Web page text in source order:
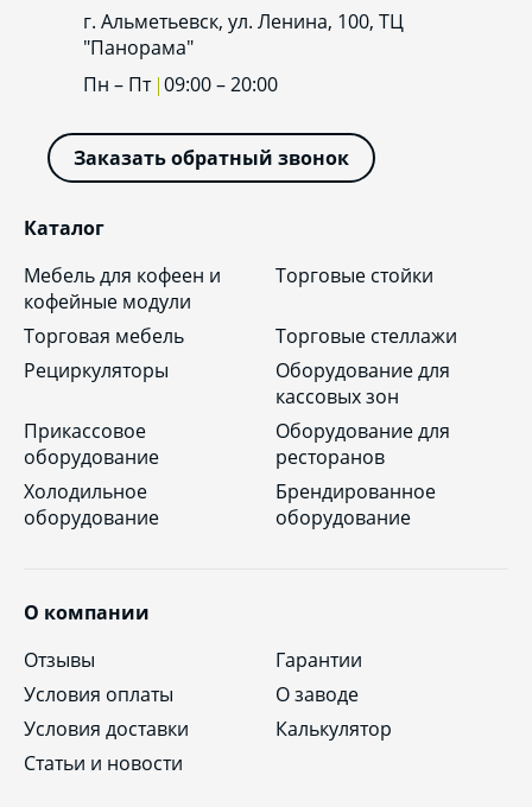
Каталог
Мебель для кофеен и
кофейные модули
Торговые стойки
Торговая мебель
Торговые стеллажи
Рециркуляторы
Оборудование для
кассовых зон
Прикассовое
оборудование
Оборудование для
ресторанов
Холодильное
оборудование
Брендированное
оборудование
О компании
Отзывы
Гарантии
Условия оплаты
О заводе
Условия доставки
Калькулятор
Статьи и новости
г. Альметьевск, ул. Ленина, 100, ТЦ
"Панорама"
Пн – Пт 09:00 – 20:00
Заказать обратный звонок